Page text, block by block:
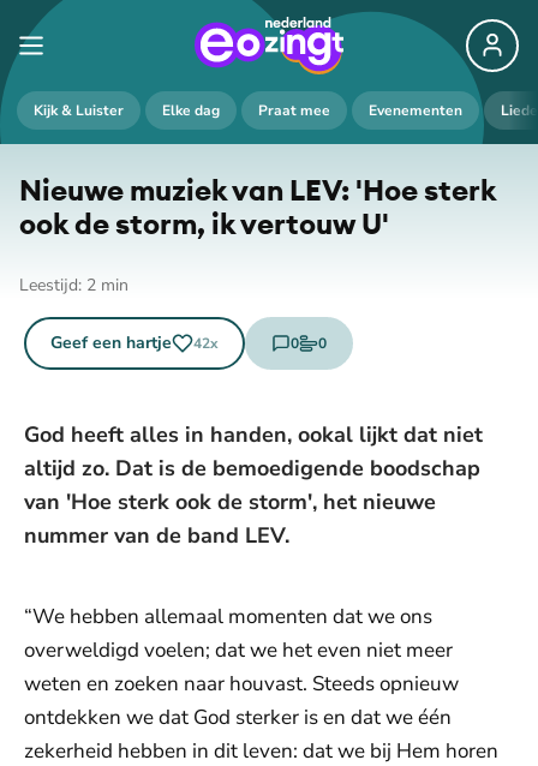
Kijk & Luister Elke dag Praat mee Evenementen
Nieuwe muziek van LEV: 'Hoe sterk
ook de storm, ik vertouw U'
Leestijd: 2 min
Geef een hartje 42x 0
reacties
0
stemmen
God heeft alles in handen, ookal lijkt dat niet
altijd zo. Dat is de bemoedigende boodschap
van 'Hoe sterk ook de storm', het nieuwe
nummer van de band LEV.
“We hebben allemaal momenten dat we ons
overweldigd voelen; dat we het even niet meer
weten en zoeken naar houvast. Steeds opnieuw
ontdekken we dat God sterker is en dat we één
zekerheid hebben in dit leven: dat we bij Hem horen